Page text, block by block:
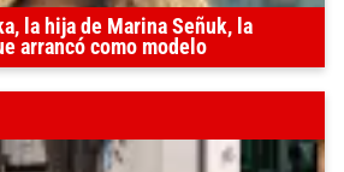
la hija de Marina Señuk, la
arrancó como modelo